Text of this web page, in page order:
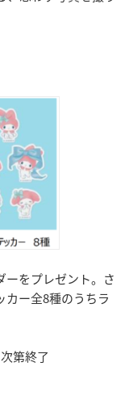
ーをプレゼント。さ
カー全8種のうちラ
第終了